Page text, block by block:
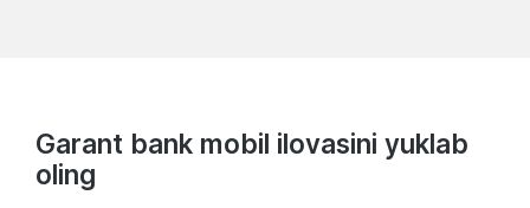
Garant bank mobil ilovasini yuklab
oling